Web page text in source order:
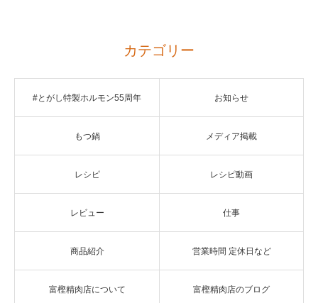
カテゴリー
#とがし特製ホルモン55周年 お知らせ
もつ鍋 メディア掲載
レシピ レシピ動画
レビュー 仕事
商品紹介 営業時間 定休日など
富樫精肉店について 富樫精肉店のブログ